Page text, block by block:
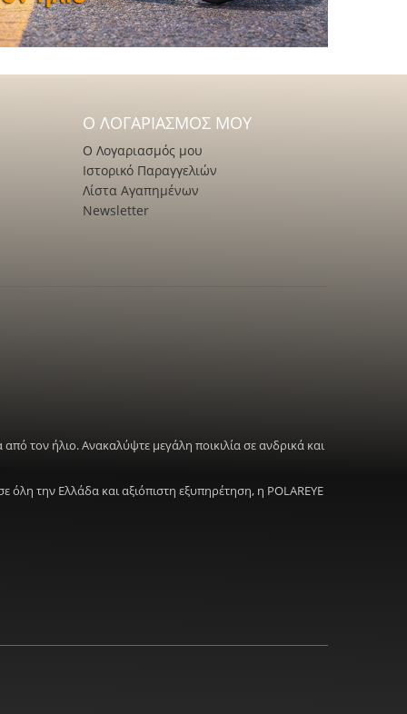
Ο ΛΟΓΑΡΙΑΣΜΌΣ ΜΟΥ
Ο Λογαριασμός μου
Ιστορικό Παραγγελιών
Λίστα Αγαπημένων
Newsletter
τον ήλιο. Ανακαλύψτε μεγάλη ποικιλία σε ανδρικά και
την Ελλάδα και αξιόπιστη εξυπηρέτηση, η POLAREYE